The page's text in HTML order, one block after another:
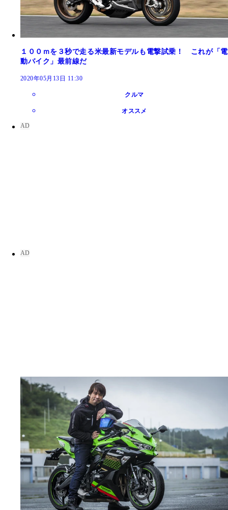
１００ｍを３秒で走る米最新モデルも電撃試乗！ これが「電
動バイク」最前線だ
2020年05月13日 11:30
クルマ
オススメ